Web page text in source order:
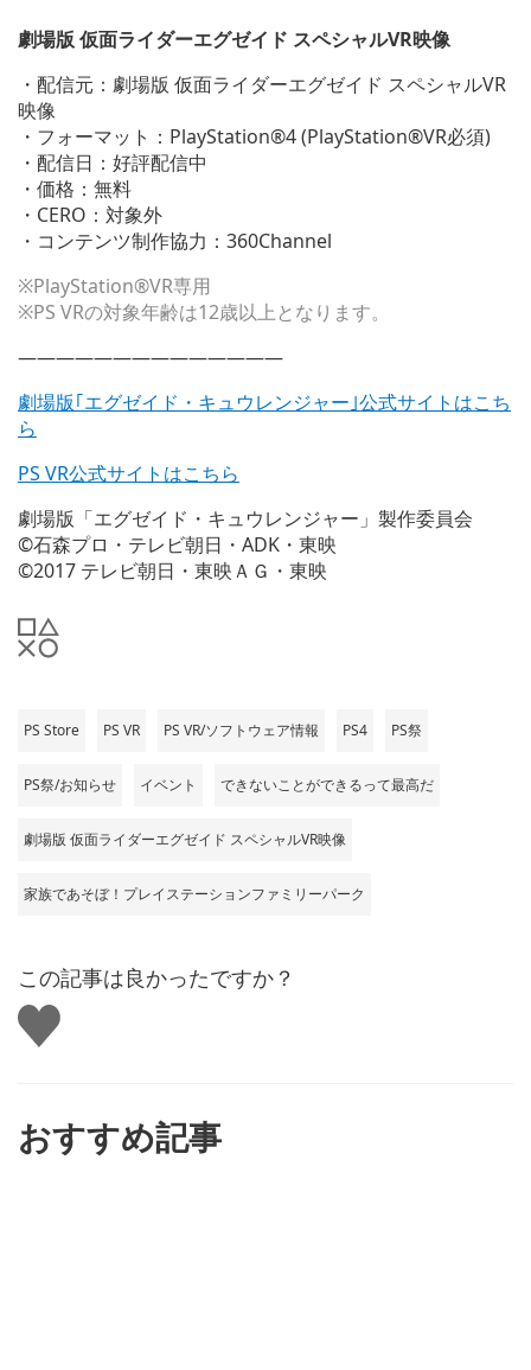
劇場版 仮面ライダーエグゼイド スペシャルVR映像
・配信元：劇場版 仮面ライダーエグゼイド スペシャルVR
映像
・フォーマット：PlayStation®4 (PlayStation®VR必須)
・配信日：好評配信中
・価格：無料
・CERO：対象外
・コンテンツ制作協力：360Channel
※PlayStation®VR専用
※PS VRの対象年齢は12歳以上となります。
——————————————
劇場版｢エグゼイド・キュウレンジャー｣公式サイトはこち
ら
PS VR公式サイトはこちら
劇場版「エグゼイド・キュウレンジャー」製作委員会
©石森プロ・テレビ朝日・ADK・東映
©2017 テレビ朝日・東映ＡＧ・東映
PS Store PS VR PS VR/ソフトウェア情報 PS4 PS祭
PS祭/お知らせ イベント できないことができるって最高だ
劇場版 仮面ライダーエグゼイド スペシャルVR映像
家族であそぼ！プレイステーションファミリーパーク
この記事は良かったですか？
い
い
おすすめ記事